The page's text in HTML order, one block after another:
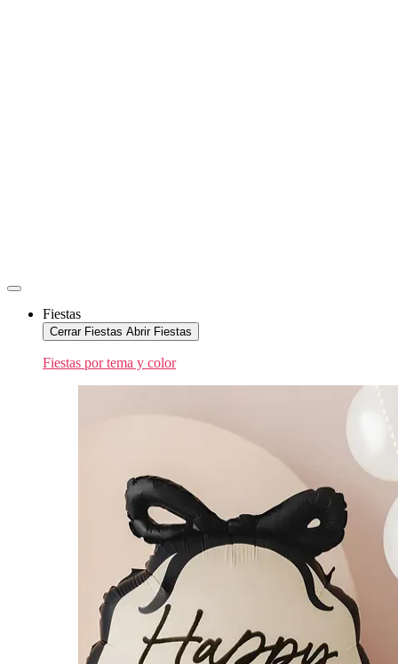
Fiestas
Cerrar Fiestas Abrir Fiestas
Fiestas por tema y color